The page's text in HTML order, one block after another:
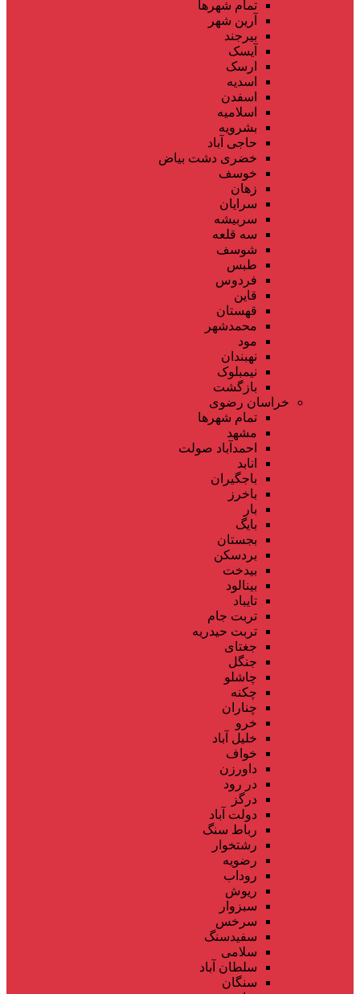
تمام شهر‌ها
آرین شهر
بیرجند
آیسک
ارسک
اسدیه
اسفدن
اسلامیه
بشرویه
حاجی آباد
خضری دشت بیاض
خوسف
زهان
سرایان
سربیشه
سه قلعه
شوسف
طبس
فردوس
قاین
قهستان
محمدشهر
مود
نهبندان
نیمبلوک
بازگشت
خراسان رضوی
تمام شهر‌ها
مشهد
احمدآباد صولت
انابد
باجگیران
باخرز
بار
بایگ
بجستان
بردسکن
بیدخت
بینالود
تایباد
تربت جام
تربت حیدریه
جغتای
جنگل
چاشلو
چکنه
چناران
خرو
خلیل آباد
خواف
داورزن
در رود
درگز
دولت آباد
رباط سنگ
رشتخوار
رضویه
روداب
ریوش
سبزوار
سرخس
سفیدسنگ
سلامی
سلطان آباد
سنگان